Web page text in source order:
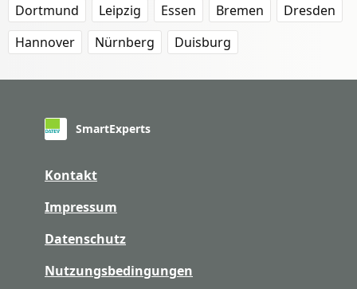
Dortmund
Leipzig Essen Bremen
Dresden
Hannover
Nürnberg Duisburg
SmartExperts
Kontakt
Impressum
Datenschutz
Nutzungsbedingungen